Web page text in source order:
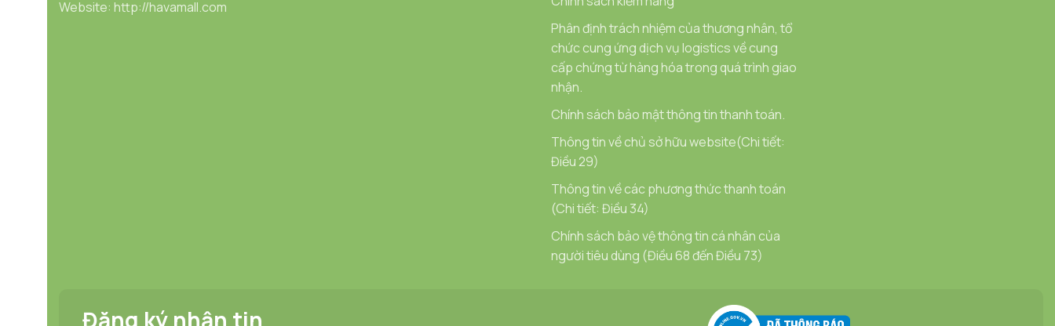
Website: http://havamall.com
Phân định trách nhiệm của thương nhân, tổ
chức cung ứng dịch vụ logistics về cung
cấp chứng từ hàng hóa trong quá trình giao
nhận.
Chính sách bảo mật thông tin thanh toán.
Thông tin về chủ sở hữu website(Chi tiết:
Điều 29)
Thông tin về các phương thức thanh toán
(Chi tiết: Điều 34)
Chính sách bảo vệ thông tin cá nhân của
người tiêu dùng (Điều 68 đến Điều 73)
Đăng ký nhận tin